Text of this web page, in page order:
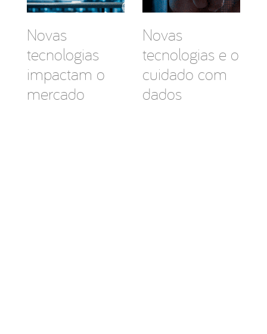
Novas
tecnologias
impactam o
mercado
Novas
tecnologias e o
cuidado com
dados